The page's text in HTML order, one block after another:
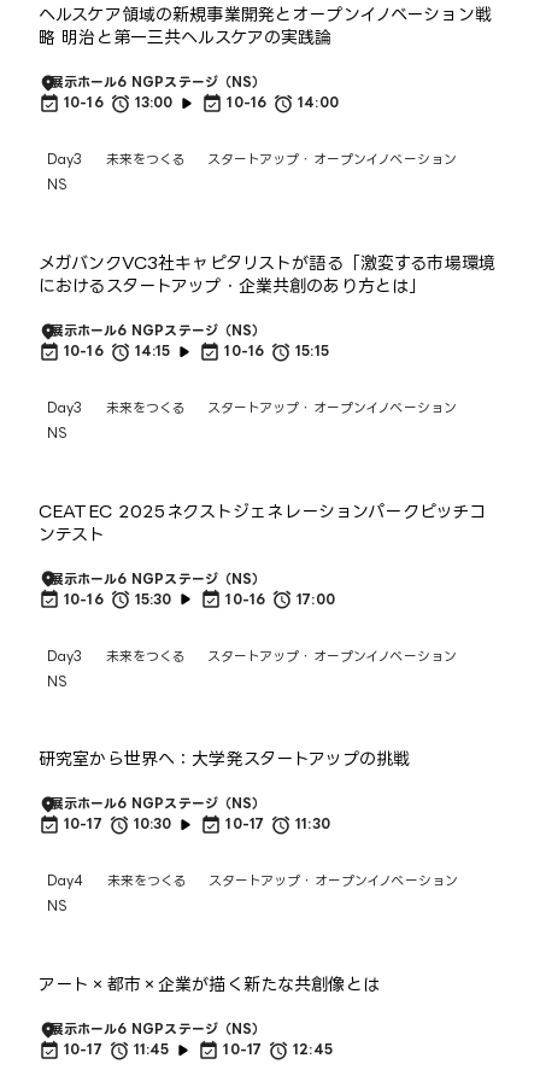
ヘルスケア領域の新規事業開発とオープンイノベーション戦
略 明治と第一三共ヘルスケアの実践論
展示ホール6 NGPステージ（NS）
10-16
13:00 10-16 14:00
Day3 未来をつくる
スタートアップ・オープンイノベーション
NS
メガバンクVC3社キャピタリストが語る「激変する市場環境
におけるスタートアップ・企業共創のあり方とは」
展示ホール6 NGPステージ（NS）
10-16
14:15 10-16 15:15
Day3 未来をつくる
スタートアップ・オープンイノベーション
NS
CEATEC 2025ネクストジェネレーションパークピッチコ
ンテスト
展示ホール6 NGPステージ（NS）
10-16
15:30 10-16 17:00
Day3 未来をつくる
スタートアップ・オープンイノベーション
NS
研究室から世界へ：大学発スタートアップの挑戦
展示ホール6 NGPステージ（NS）
10-17
10:30 10-17 11:30
Day4 未来をつくる
スタートアップ・オープンイノベーション
NS
アート×都市×企業が描く新たな共創像とは
展示ホール6 NGPステージ（NS）
10-17
11:45 10-17 12:45